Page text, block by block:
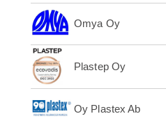
Omya Oy
Plastep Oy
Oy Plastex Ab